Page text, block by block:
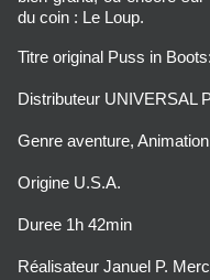
du coin : Le Loup.
Titre original Puss in
Distributeur UNIVERSAL
Genre aventure,
Origine U.S.A.
Duree 1h 42min
Réalisateur Januel P.